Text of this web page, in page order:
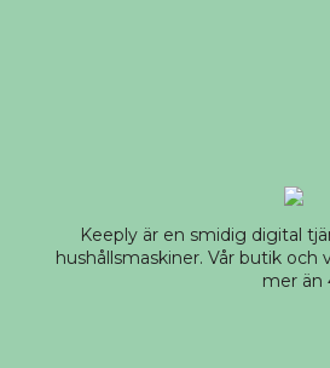
Keeply är en smidig digital
hushållsmaskiner. Vår butik
mer än